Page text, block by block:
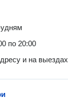
по 20:00
и на выездах